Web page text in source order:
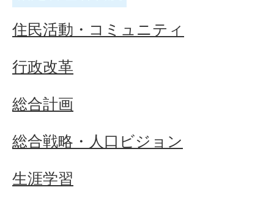
住民活動・コミュニティ
行政改革
総合計画
総合戦略・人口ビジョン
生涯学習